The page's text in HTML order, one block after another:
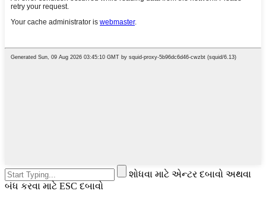
શોધવા માટે એન્ટર દબાવો અથવા
બંધ કરવા માટે ESC દબાવો